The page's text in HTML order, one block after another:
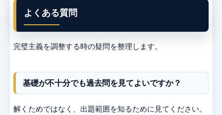
よくある質問
完璧主義を調整する時の疑問を整理します。
基礎が不十分でも過去問を見てよいですか？
解くためではなく、出題範囲を知るために見てください。